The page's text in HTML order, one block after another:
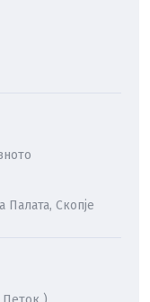
Палата, Скопје